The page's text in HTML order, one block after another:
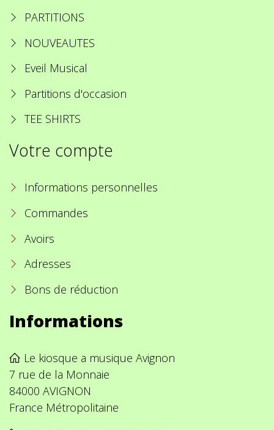
PARTITIONS
NOUVEAUTES
Eveil Musical
Partitions d'occasion
TEE SHIRTS
Votre compte
Informations personnelles
Commandes
Avoirs
Adresses
Bons de réduction
Informations
Le kiosque a musique Avignon
7 rue de la Monnaie
84000 AVIGNON
France Métropolitaine